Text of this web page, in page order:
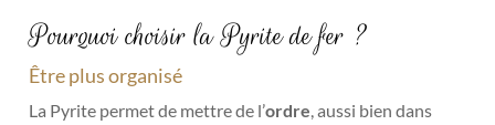
Pourquoi choisir la Pyrite de fer ?
Être plus organisé
La Pyrite permet de mettre de l’ordre, aussi bien dans